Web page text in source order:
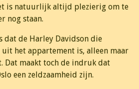
is natuurlijk altijd plezierig om te
nog staan.
dat de Harley Davidson die
het appartement is, alleen maar
Dat maakt toch de indruk dat
een zeldzaamheid zijn.